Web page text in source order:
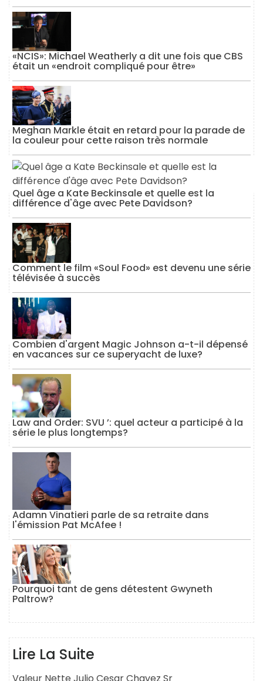
«NCIS»: Michael Weatherly a dit une fois que CBS
était un «endroit compliqué pour être»
Meghan Markle était en retard pour la parade de
la couleur pour cette raison très normale
Quel âge a Kate Beckinsale et quelle est la
différence d'âge avec Pete Davidson?
Comment le film «Soul Food» est devenu une série
télévisée à succès
Combien d'argent Magic Johnson a-t-il dépensé
en vacances sur ce superyacht de luxe?
Law and Order: SVU ’: quel acteur a participé à la
série le plus longtemps?
Adamn Vinatieri parle de sa retraite dans
l'émission Pat McAfee !
Pourquoi tant de gens détestent Gwyneth
Paltrow?
Lire La Suite